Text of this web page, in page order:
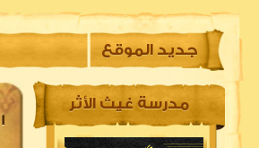
جديد الموقع
مدرسة غيث الأثر